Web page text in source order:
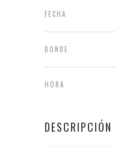
FECHA
DONDE
HORA
DESCRIPCIÓN